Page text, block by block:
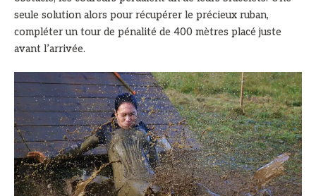
seule solution alors pour récupérer le précieux ruban,
compléter un tour de pénalité de 400 mètres placé juste
avant l’arrivée.